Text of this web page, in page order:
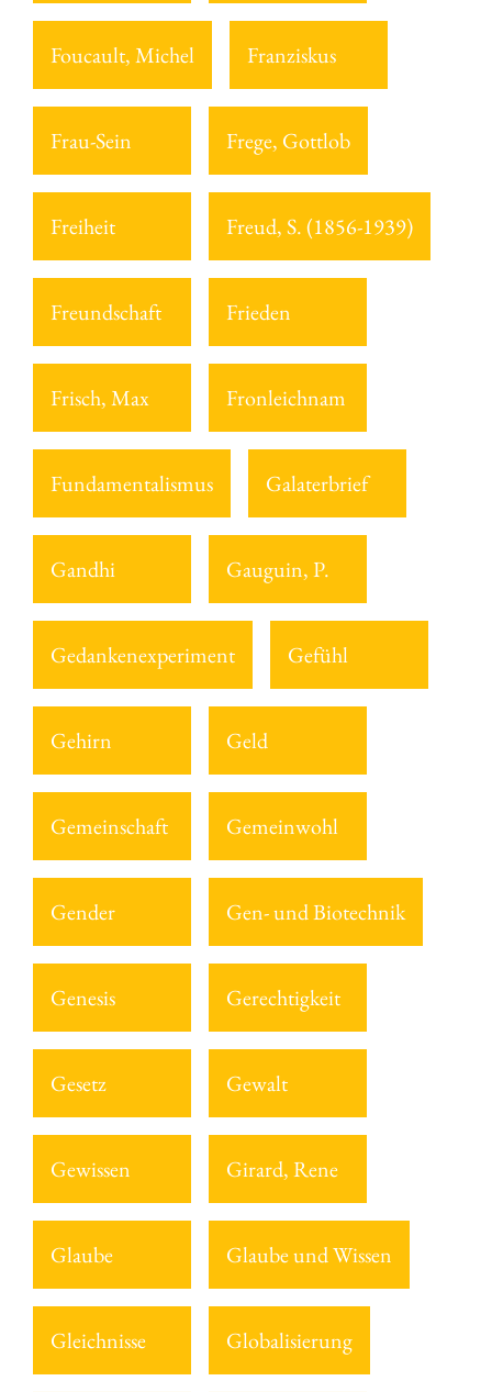
Foucault, Michel Franziskus
Frau-Sein Frege, Gottlob
Freiheit Freud, S. (1856-1939)
Freundschaft Frieden
Frisch, Max Fronleichnam
Fundamentalismus Galaterbrief
Gandhi Gauguin, P.
Gedankenexperiment Gefühl
Gehirn Geld
Gemeinschaft Gemeinwohl
Gender Gen- und Biotechnik
Genesis Gerechtigkeit
Gesetz Gewalt
Gewissen Girard, Rene
Glaube Glaube und Wissen
Gleichnisse Globalisierung